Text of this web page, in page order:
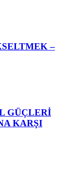
–
GÜÇLERİ
KARŞI